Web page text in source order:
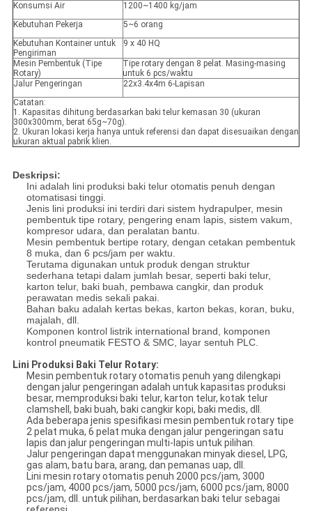
Konsumsi Air
1200~1400 kg/jam
Kebutuhan Pekerja
5~6 orang
Kebutuhan Kontainer untuk
Pengiriman
9 x 40 HQ
Mesin Pembentuk (Tipe
Rotary)
Tipe rotary dengan 8 pelat. Masing-masing
untuk 6 pcs/waktu
Jalur Pengeringan
22x3.4x4m 6-Lapisan
Catatan:
1. Kapasitas dihitung berdasarkan baki telur kemasan 30 (ukuran
300x300mm, berat 65g~70g).
2. Ukuran lokasi kerja hanya untuk referensi dan dapat disesuaikan dengan
ukuran aktual pabrik klien.
Deskripsi:
Ini adalah lini produksi baki telur otomatis penuh dengan
otomatisasi tinggi.
Jenis lini produksi ini terdiri dari sistem hydrapulper, mesin
pembentuk tipe rotary, pengering enam lapis, sistem vakum,
kompresor udara, dan peralatan bantu.
Mesin pembentuk bertipe rotary, dengan cetakan pembentuk
8 muka, dan 6 pcs/jam per waktu.
Terutama digunakan untuk produk dengan struktur
sederhana tetapi dalam jumlah besar, seperti baki telur,
karton telur, baki buah, pembawa cangkir, dan produk
perawatan medis sekali pakai.
Bahan baku adalah kertas bekas, karton bekas, koran, buku,
majalah, dll.
Komponen kontrol listrik international brand, komponen
kontrol pneumatik FESTO & SMC, layar sentuh PLC.
Lini Produksi Baki Telur Rotary:
Mesin pembentuk rotary otomatis penuh yang dilengkapi
dengan jalur pengeringan adalah untuk kapasitas produksi
besar, memproduksi baki telur, karton telur, kotak telur
clamshell, baki buah, baki cangkir kopi, baki medis, dll.
Ada beberapa jenis spesifikasi mesin pembentuk rotary tipe
2 pelat muka, 6 pelat muka dengan jalur pengeringan satu
lapis dan jalur pengeringan multi-lapis untuk pilihan.
Jalur pengeringan dapat menggunakan minyak diesel, LPG,
gas alam, batu bara, arang, dan pemanas uap, dll.
Lini mesin rotary otomatis penuh 2000 pcs/jam, 3000
pcs/jam, 4000 pcs/jam, 5000 pcs/jam, 6000 pcs/jam, 8000
pcs/jam, dll. untuk pilihan, berdasarkan baki telur sebagai